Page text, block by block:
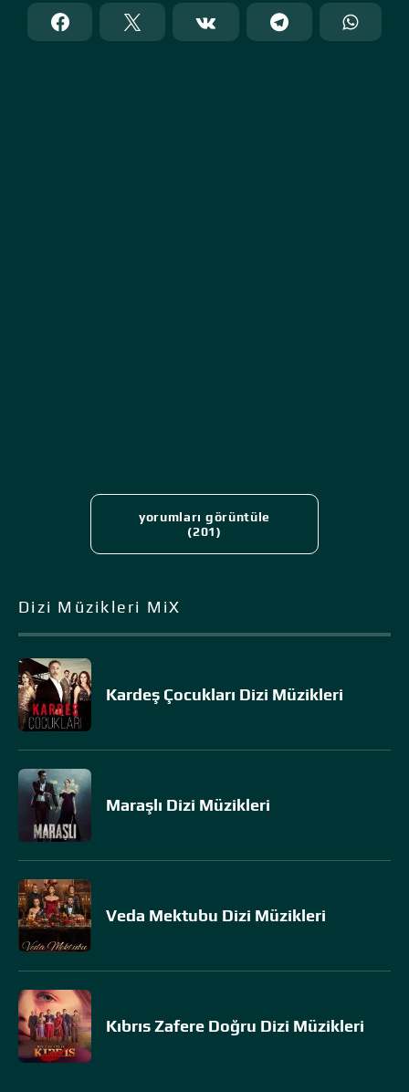
yorumları görüntüle
(201)
Dizi Müzikleri MiX
Kardeş Çocukları Dizi Müzikleri
Maraşlı Dizi Müzikleri
Veda Mektubu Dizi Müzikleri
Kıbrıs Zafere Doğru Dizi Müzikleri